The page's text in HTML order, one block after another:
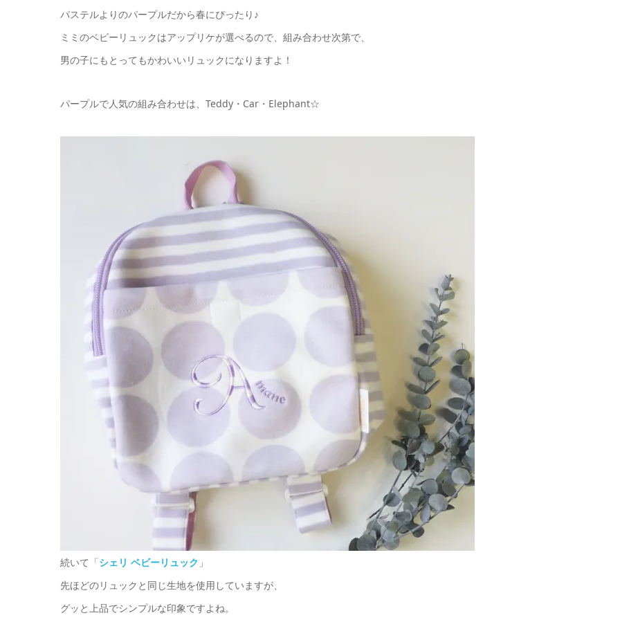
パステルよりのパープルだから春にぴったり♪
ミミのベビーリュックはアップリケが選べるので、組み合わせ次第で、
男の子にもとってもかわいいリュックになりますよ！
パープルで人気の組み合わせは、Teddy・Car・Elephant☆
続いて「シェリ ベビーリュック 」
先ほどのリュックと同じ生地を使用していますが、
グッと上品でシンプルな印象ですよね。